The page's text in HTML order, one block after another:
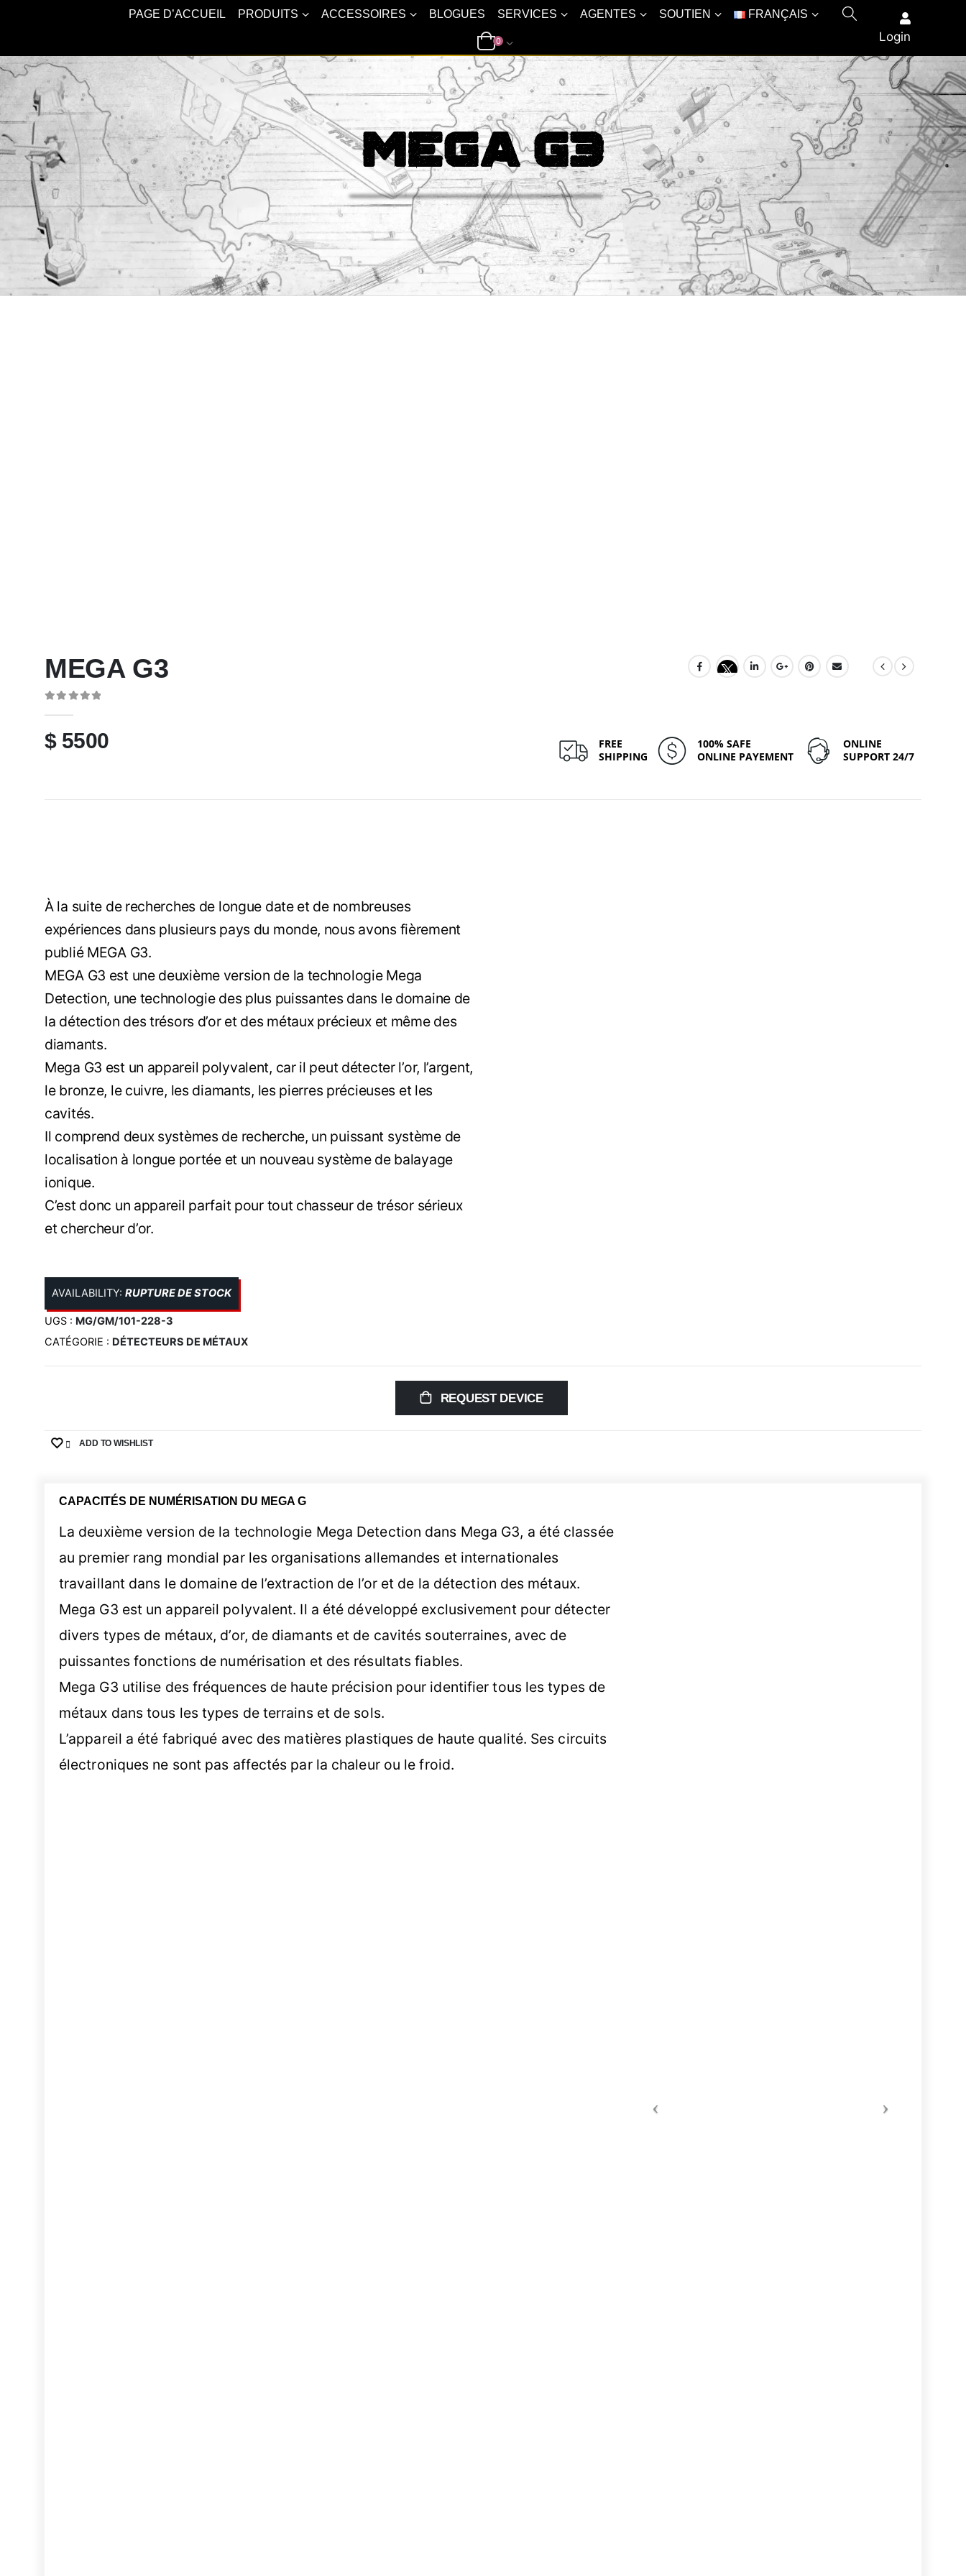
PAGE D’ACCUEIL PRODUITS ACCESSOIRES BLOGUES SERVICES AGENTES SOUTIEN FRANÇAIS
0 Login
Mega G3
MEGA G3
$5500
FREE
SHIPPING
100% SAFE
ONLINE PAYEMENT
ONLINE
SUPPORT 24/7
À la suite de recherches de longue date et de nombreuses
expériences dans plusieurs pays du monde, nous avons fièrement
publié MEGA G3.
MEGA G3 est une deuxième version de la technologie Mega
Detection, une technologie des plus puissantes dans le domaine de
la détection des trésors d’or et des métaux précieux et même des
diamants.
Mega G3 est un appareil polyvalent, car il peut détecter l’or, l’argent,
le bronze, le cuivre, les diamants, les pierres précieuses et les
cavités.
Il comprend deux systèmes de recherche, un puissant système de
localisation à longue portée et un nouveau système de balayage
ionique.
C’est donc un appareil parfait pour tout chasseur de trésor sérieux
et chercheur d’or.
AVAILABILITY: RUPTURE DE STOCK
UGS : MG/GM/101-228-3
CATÉGORIE : DÉTECTEURS DE MÉTAUX
REQUEST DEVICE
ADD TO WISHLIST
CAPACITÉS DE NUMÉRISATION DU MEGA G
La deuxième version de la technologie Mega Detection dans Mega G3, a été classée
au premier rang mondial par les organisations allemandes et internationales
travaillant dans le domaine de l’extraction de l’or et de la détection des métaux.
Mega G3 est un appareil polyvalent. Il a été développé exclusivement pour détecter
divers types de métaux, d’or, de diamants et de cavités souterraines, avec de
puissantes fonctions de numérisation et des résultats fiables.
Mega G3 utilise des fréquences de haute précision pour identifier tous les types de
métaux dans tous les types de terrains et de sols.
L’appareil a été fabriqué avec des matières plastiques de haute qualité. Ses circuits
électroniques ne sont pas affectés par la chaleur ou le froid.